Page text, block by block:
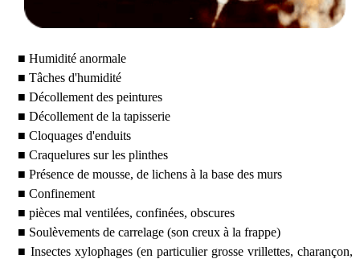
■ Humidité anormale
■ Tâches d'humidité
■ Décollement des peintures
■ Décollement de la tapisserie
■ Cloquages d'enduits
■ Craquelures sur les plinthes
■ Présence de mousse, de lichens à la base des murs
■ Confinement
■ pièces mal ventilées, confinées, obscures
■ Soulèvements de carrelage (son creux à la frappe)
■ Insectes xylophages (en particulier grosse vrillettes, charançon,